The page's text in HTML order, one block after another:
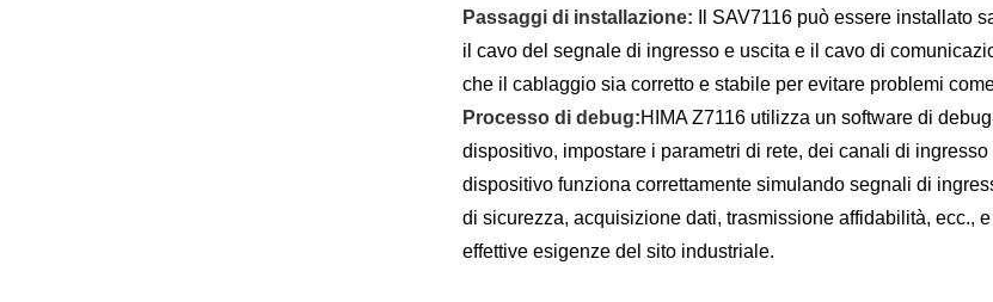
Passaggi di installazione:
Il SAV7116 può essere installato
il cavo del segnale di ingresso e uscita e il cavo di
che il cablaggio sia corretto e stabile per evitare problemi
Processo di debug:HIMA Z7116 utilizza un software di
dispositivo, impostare i parametri di rete, dei canali di
dispositivo funziona correttamente simulando segnali di
di sicurezza, acquisizione dati, trasmissione affidabilità, ecc.,
effettive esigenze del sito industriale.